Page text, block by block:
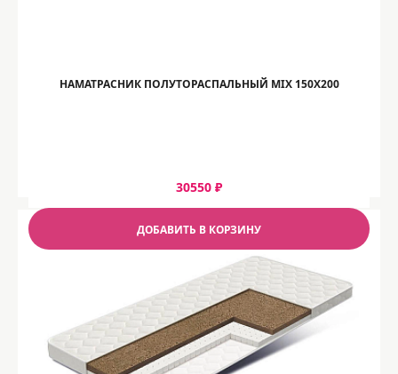
НАМАТРАСНИК ПОЛУТОРАСПАЛЬНЫЙ MIX 150Х200
30550 ₽
ДОБАВИТЬ В КОРЗИНУ